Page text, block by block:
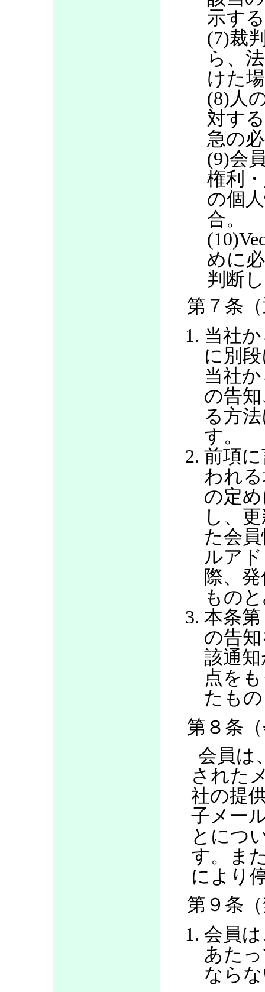
示す
(7)裁
ら、
けた
(8)人
対す
急の
(9)会
権利
の個
合。
めに
判断
第７条
当社
に別
当社
の告
る方
す。
前項
われ
の定
し、
た会
ルア
際、
もの
本条
の告
該通
点を
たも
第８条
会員は
された
社の提
子メー
とにつ
す。ま
により
第９条
会員
あた
なら